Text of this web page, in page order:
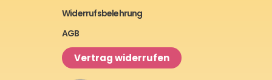
Widerrufsbelehrung
AGB
Vertrag widerrufen